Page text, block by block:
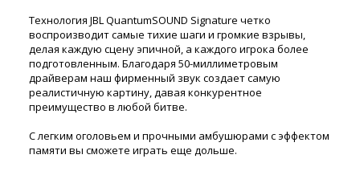
Технология JBL QuantumSOUND Signature четко
воспроизводит самые тихие шаги и громкие взрывы,
делая каждую сцену эпичной, а каждого игрока более
подготовленным. Благодаря 50-миллиметровым
драйверам наш фирменный звук создает самую
реалистичную картину, давая конкурентное
преимущество в любой битве.
С легким оголовьем и прочными амбушюрами с эффектом
памяти вы сможете играть еще дольше.